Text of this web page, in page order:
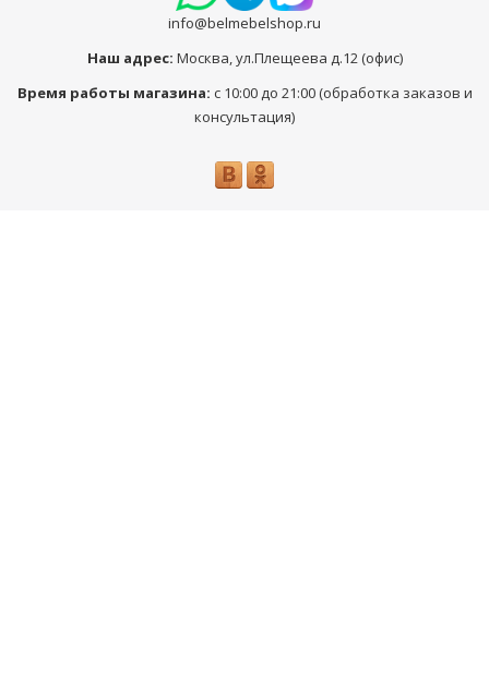
info@belmebelshop.ru
Наш адрес: Москва,ул.Плещеева д.12 (офис)
Время работы магазина: с 10:00 до 21:00 (обработка заказов и
консультация)